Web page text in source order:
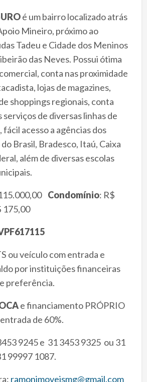
é um bairro localizado atrás
Mineiro, próximo ao
Tadeu e Cidade dos Meninos
das Neves. Possui ótima
conta nas proximidade
lojas de magazines,
shoppings regionais, conta
serviços de diversas linhas de
fácil acesso a agências dos
Brasil, Bradesco, Itaú, Caixa
além de diversas escolas
Condomínio: R$
175,00
ou veículo com entrada e
por instituições financeiras
preferência.
e financiamento PRÓPRIO
de 60%.
9245 e 31 3453 9325 ou 31
99997 1087.
ramonimoveismg@gmail.com